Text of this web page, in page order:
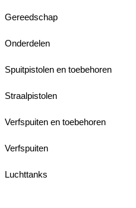
Gereedschap
Onderdelen
Spuitpistolen en toebehoren
Straalpistolen
Verfspuiten en toebehoren
Verfspuiten
Luchttanks